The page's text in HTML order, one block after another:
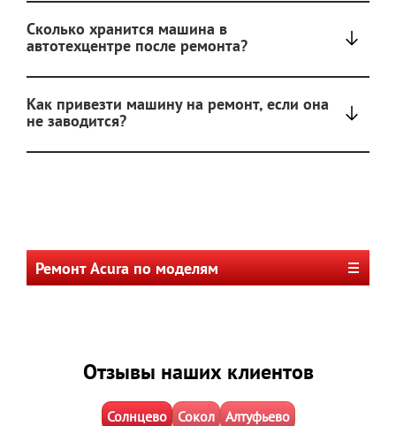
Сколько хранится машина в
автотехцентре после ремонта?
Как привезти машину на ремонт, если она
не заводится?
Ремонт Acura по моделям
Отзывы наших клиентов
Солнцево Сокол Алтуфьево